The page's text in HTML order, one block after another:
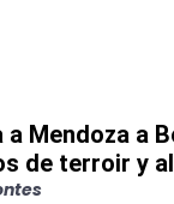
a Mendoza a
de terroir y